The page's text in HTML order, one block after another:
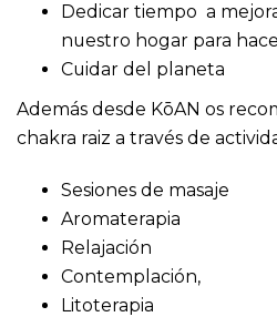
Dedicar tiempo a
nuestro hogar para
Cuidar del planeta
Además desde KōAN os
chakra raiz a través de
Sesiones de masaje
Aromaterapia
Relajación
Contemplación,
Litoterapia